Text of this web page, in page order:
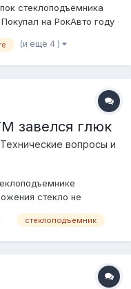
стеклоподъёмника
на РокАвто году
Отдал бы даром, но не
(и ещё 4 )
завелся глюк
Технические вопросы и
стекло не
само. появилось
стеклоподъемник